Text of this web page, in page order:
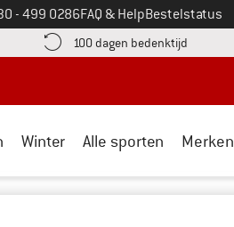
- 499 0286FAQ & HelpBestelstatus
hier! Opent in een infovak
100 dagen bedenktijd Vind
Winter Alle sporten Merken